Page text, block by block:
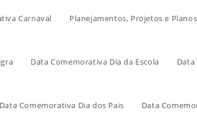
Carnaval Planejamentos, Projetos e
Data Comemorativa Dia da Escola
Data Comemorativa Dia dos Pais Data